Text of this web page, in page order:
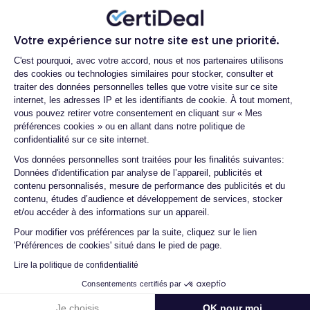
Votre expérience sur notre site est une priorité.
Plateforme de Gestion du
C'est pourquoi, avec votre accord, nous et nos partenaires utilisons
des cookies ou technologies similaires pour stocker, consulter et
traiter des données personnelles telles que votre visite sur ce site
internet, les adresses IP et les identifiants de cookie. À tout moment,
vous pouvez retirer votre consentement en cliquant sur « Mes
préférences cookies » ou en allant dans notre politique de
confidentialité sur ce site internet.
Vos données personnelles sont traitées pour les finalités suivantes:
Données d'identification par analyse de l’appareil, publicités et
contenu personnalisés, mesure de performance des publicités et du
contenu, études d’audience et développement de services, stocker
et/ou accéder à des informations sur un appareil.
Pour modifier vos préférences par la suite, cliquez sur le lien
'Préférences de cookies' situé dans le pied de page.
Lire la politique de confidentialité
Consentements certifiés par
Axeptio consent
, avec un capteur LiDAR qui améliore la qualité de
l'image et permet la détection de la profondeur. En outre, il est
livré avec le système d'exploitation iOS 14 d'Apple, qui
comprend de nouvelles fonctionnalités d'intelligence artificielle
et d'apprentissage automatique.
Si vous souhaitez découvrir toutes les caractéristiques de ce
smartphone, consulté lafiche technique de l'iPhone 12 Pro.
Différence entre l'iPhone 12 Pro et l'iPhone 12
La principale différence entre l'iPhone 12 et l'iPhone 12 Pro
réside dans leurs caractéristiques et spécifications. Bien que
les deux téléphones soient similaires en termes de design, il
existe quelques différences clés qui peuvent influencer la
décision d'achat.
Premièrement, l'iPhone 12 Pro a unécranlégèrement plus
grand que l'iPhone 12, avec un écran Super Retina XDR de
Quelle est la durée de vie d'un iPhone
12 Pro reconditionné ?
Proposez-vous une assurance en cas
de casse due à des chocs ou à des
chutes ?
Quelles sont les options disponibles sur
les batteries ?
Quels sont les accessoires inclus dans
la commande ?
Quelles garanties offrez-vous sur vos
produits ?
Quels sont vos modes de paiement ?
Est-il possible de payer l'iPhone 12 Pro
en plusieurs fois ?
Que se passe-t-il après avoir passé la